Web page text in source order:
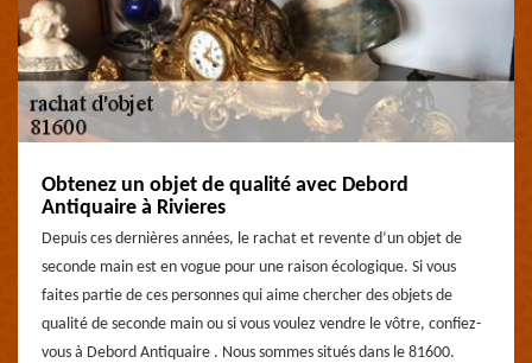
Obtenez un objet de qualité avec Debord
Antiquaire à Rivieres
Depuis ces dernières années, le rachat et revente d’un objet de
seconde main est en vogue pour une raison écologique. Si vous
faites partie de ces personnes qui aime chercher des objets de
qualité de seconde main ou si vous voulez vendre le vôtre, confiez-
vous à Debord Antiquaire . Nous sommes situés dans le 81600.